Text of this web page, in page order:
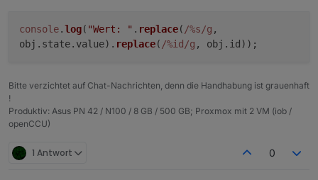
console.log( "Wert: " . replace( /%s/g ,
obj. state. value). replace( /%id/g , obj. id ));
Bitte verzichtet auf Chat-Nachrichten, denn die Handhabung ist grauenhaft
!
Produktiv: Asus PN 42 / N100 / 8 GB / 500 GB; Proxmox mit 2 VM (iob /
openCCU)
1 Antwort 0